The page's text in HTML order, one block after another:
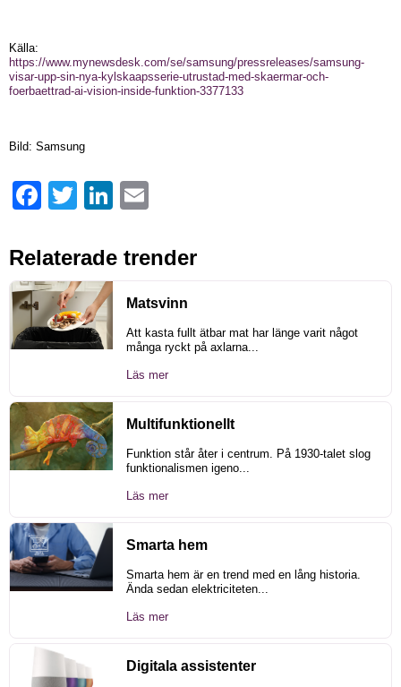
Källa:
https://www.mynewsdesk.com/se/samsung/pressreleases/samsung-
visar-upp-sin-nya-kylskaapsserie-utrustad-med-skaermar-och-
foerbaettrad-ai-vision-inside-funktion-3377133
Bild: Samsung
FacebookTwitter LinkedIn
Relaterade trender
Matsvinn
Att kasta fullt ätbar mat har länge varit något
många ryckt på axlarna...
Läs mer
Multifunktionellt
Funktion står åter i centrum. På 1930-talet slog
funktionalismen igeno...
Läs mer
Smarta hem
Smarta hem är en trend med en lång historia.
Ända sedan elektriciteten...
Läs mer
Digitala assistenter